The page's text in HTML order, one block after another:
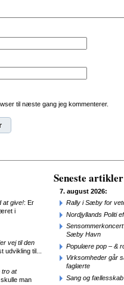
til næste gang jeg kommenterer.
at give!: Er
i
vej til den
udvikling til...
tro at
man
Seneste artikler
7. august 2026:
Rally i Sæby for
Nordjyllands Politi
Sæby Havn
Populære pop – &
Virksomheder går
faglærte
Sang og